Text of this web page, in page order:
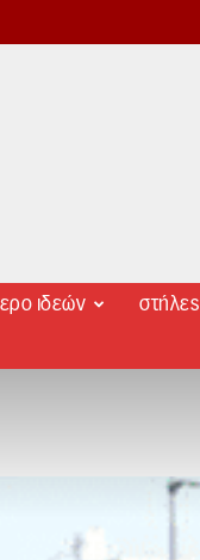
ιδεών στήλες